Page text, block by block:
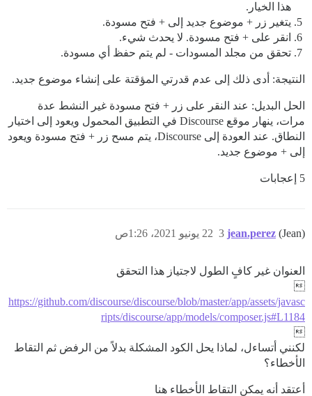
هذا الخيار.
يتغير زر + موضوع جديد إلى + فتح مسودة.
انقر على + فتح مسودة. لا يحدث شيء.
تحقق من مجلد المسودات - لم يتم حفظ أي مسودة.
النتيجة: أدى ذلك إلى عدم قدرتي المؤقتة على إنشاء موضوع جديد.
الحل البديل: عند النقر على زر + فتح مسودة غير النشط عدة
مرات، ينهار موقع Discourse في التطبيق المحمول ويعود إلى اختيار
النطاق. عند العودة إلى Discourse، يتم مسح زر + فتح مسودة ويعود
إلى + موضوع جديد.
5 إعجابات
jean.perez (Jean) 22 يونيو 2021، 1:26ص 3
العنوان غير كافٍ الطول لاجتياز هذا التحقق
https://github.com/discourse/discourse/blob/master/app/assets/javasc
ripts/discourse/app/models/composer.js#L1184
لكنني أتساءل، لماذا يحل الكود المشكلة بدلاً من الرفض ثم التقاط
الأخطاء؟
أعتقد أنه يمكن التقاط الأخطاء هنا